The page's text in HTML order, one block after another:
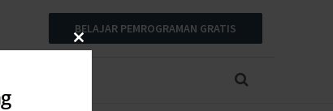
BELAJAR PEMROGRAMAN GRATIS
Close